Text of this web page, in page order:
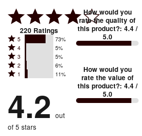
220 Ratings
Rated
5
stars
by
reviewers
5 73%
Rated
4
stars
by
of
reviewers
4 5%
Rated
3
stars
5%
of
reviewers
3 5%
Rated
2
by
6%
reviewers
2 6%
Rated
stars
by
11%
of
1 11%
4.2 out
of 5 stars
How would you
rate the quality of
this product?: 4.4 /
5.0
How would you
rate the value of
this product?: 4.4 /
5.0